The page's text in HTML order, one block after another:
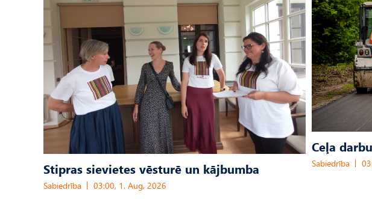
Stipras sievietes vēsturē un kājbumba
Sabiedrība 03:00, 1. Aug, 2026
Ceļa
Sabiedrība